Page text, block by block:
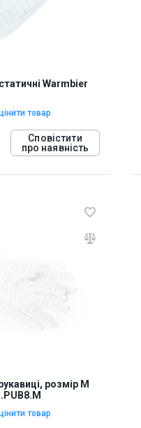
Warmbier
товар
Сповістити
про наявність
розмір М
товар